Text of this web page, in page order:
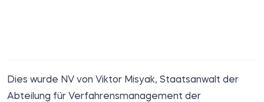
Dies wurde NV von Viktor Misyak, Staatsanwalt der
Abteilung für Verfahrensmanagement der